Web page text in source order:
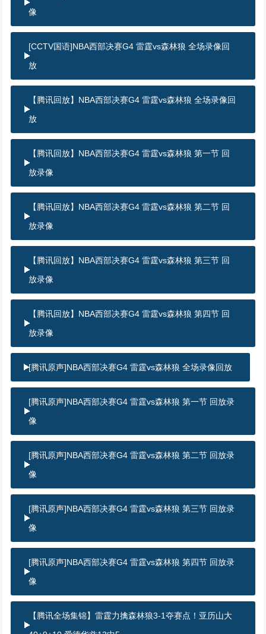
像
[CCTV国语]NBA西部决赛G4 雷霆vs森林狼 全场录像回
放
【腾讯回放】NBA西部决赛G4 雷霆vs森林狼 全场录像回
放
【腾讯回放】NBA西部决赛G4 雷霆vs森林狼 第一节 回
放录像
【腾讯回放】NBA西部决赛G4 雷霆vs森林狼 第二节 回
放录像
【腾讯回放】NBA西部决赛G4 雷霆vs森林狼 第三节 回
放录像
【腾讯回放】NBA西部决赛G4 雷霆vs森林狼 第四节 回
放录像
[腾讯原声]NBA西部决赛G4 雷霆vs森林狼 全场录像回放
[腾讯原声]NBA西部决赛G4 雷霆vs森林狼 第一节 回放录
像
[腾讯原声]NBA西部决赛G4 雷霆vs森林狼 第二节 回放录
像
[腾讯原声]NBA西部决赛G4 雷霆vs森林狼 第三节 回放录
像
[腾讯原声]NBA西部决赛G4 雷霆vs森林狼 第四节 回放录
像
【腾讯全场集锦】雷霆力擒森林狼3-1夺赛点！亚历山大